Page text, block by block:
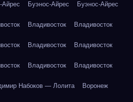
Айрес Буэнос-Айрес Буэнос-Айрес
Владивосток Владивосток
Владивосток Владивосток
Владивосток Владивосток
Набоков — Лолита Воронеж